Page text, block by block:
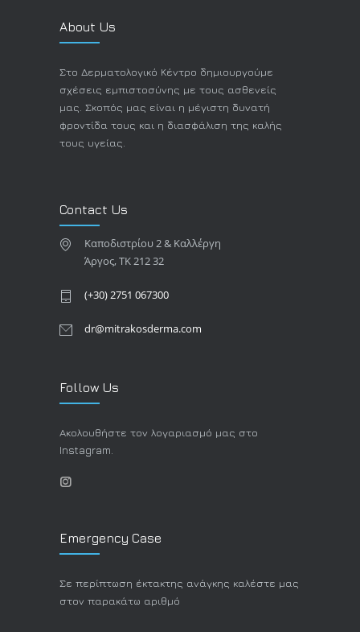
About Us
Στο Δερματολογικό Κέντρο δημιουργούμε
σχέσεις εμπιστοσύνης με τους ασθενείς
μας. Σκοπός μας είναι η μέγιστη δυνατή
φροντίδα τους και η διασφάλιση της καλής
τους υγείας.
Contact Us
Καποδιστρίου 2 & Καλλέργη
Άργος, TK 212 32
(+30) 2751 067300
dr@mitrakosderma.com
Follow Us
Ακολουθήστε τον λογαριασμό μας στο
Instagram.
Emergency Case
Σε περίπτωση έκτακτης ανάγκης καλέστε μας
στον παρακάτω αριθμό